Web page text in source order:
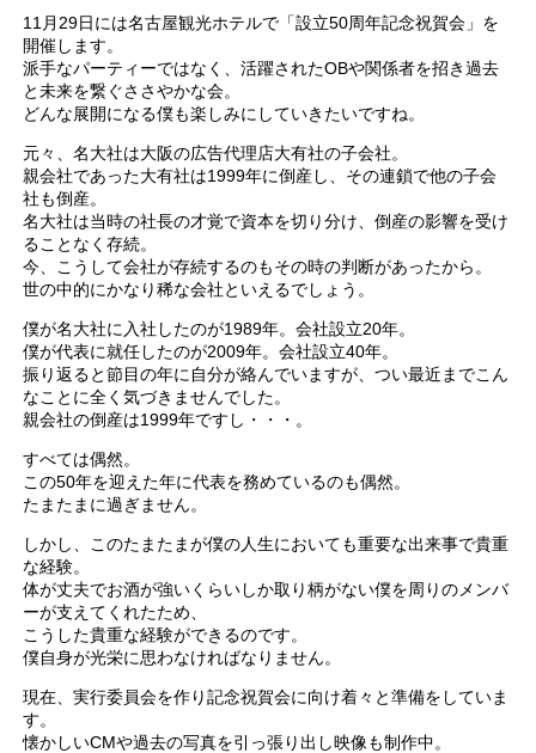
11月29日には名古屋観光ホテルで「設立50周年記念祝賀会」を
開催します。
派手なパーティーではなく、活躍されたOBや関係者を招き過去
と未来を繋ぐささやかな会。
どんな展開になる僕も楽しみにしていきたいですね。
元々、名大社は大阪の広告代理店大有社の子会社。
親会社であった大有社は1999年に倒産し、その連鎖で他の子会
社も倒産。
名大社は当時の社長の才覚で資本を切り分け、倒産の影響を受け
ることなく存続。
今、こうして会社が存続するのもその時の判断があったから。
世の中的にかなり稀な会社といえるでしょう。
僕が名大社に入社したのが1989年。会社設立20年。
僕が代表に就任したのが2009年。会社設立40年。
振り返ると節目の年に自分が絡んでいますが、つい最近までこん
なことに全く気づきませんでした。
親会社の倒産は1999年ですし・・・。
すべては偶然。
この50年を迎えた年に代表を務めているのも偶然。
たまたまに過ぎません。
しかし、このたまたまが僕の人生においても重要な出来事で貴重
な経験。
体が丈夫でお酒が強いくらいしか取り柄がない僕を周りのメンバ
ーが支えてくれたため、
こうした貴重な経験ができるのです。
僕自身が光栄に思わなければなりません。
現在、実行委員会を作り記念祝賀会に向け着々と準備をしていま
す。
懐かしいCMや過去の写真を引っ張り出し映像も制作中。